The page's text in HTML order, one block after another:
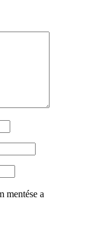
mentése a